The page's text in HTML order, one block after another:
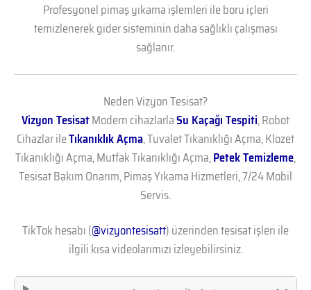
Profesyonel pimaş yıkama işlemleri ile boru içleri
temizlenerek gider sisteminin daha sağlıklı çalışması
sağlanır.
Neden Vizyon Tesisat?
Vizyon TesisatModern cihazlarlaSu Kaçağı Tespiti, Robot
Cihazlar ileTıkanıklık Açma, Tuvalet Tıkanıklığı Açma, Klozet
Tıkanıklığı Açma, Mutfak Tıkanıklığı Açma,Petek Temizleme,
Tesisat Bakım Onarım, Pimaş Yıkama Hizmetleri, 7/24 Mobil
Servis.
TikTok hesabı (@vizyontesisatt) üzerinden tesisat işleri ile
ilgili kısa videolarımızı izleyebilirsiniz.